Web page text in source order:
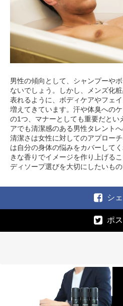
男性の傾向として、シャンプーや
ないでしょう。しかし、メンズ化
表れるように、ボディケアやフェ
増えてきています。汗や体臭への
の1つ、マナーとしても重要だとい
アでも清潔感のある男性タレント
清潔さは女性に対してのアプロー
は自分の身体の悩みをカバーして
きな香りでイメージを作り上げる
ディソープ選びを大切にしたいもの
シ
ポ